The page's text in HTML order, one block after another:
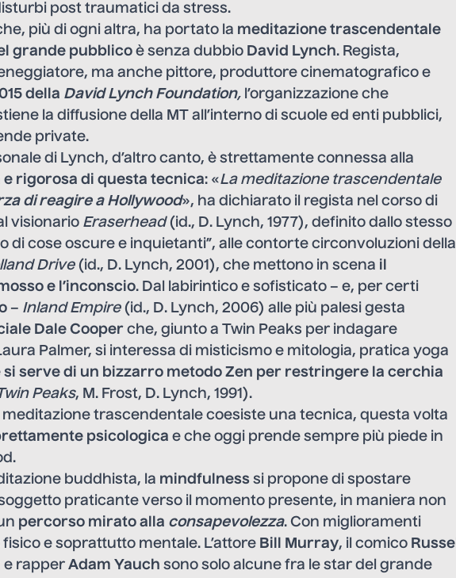
post traumatici da stress.
più di ogni altra, ha portato la meditazione trascendentale
grande pubblico è senza dubbio David Lynch. Regista,
ma anche pittore, produttore cinematografico e
della David Lynch Foundation, l’organizzazione che
la diffusione della MT all’interno di scuole ed enti pubblici,
private.
di Lynch, d’altro canto, è strettamente connessa alla
rigorosa di questa tecnica: «La meditazione trascendentale
di reagire a Hollywood», ha dichiarato il regista nel corso di
visionario Eraserhead (id., D. Lynch, 1977), definito dallo stesso
di cose oscure e inquietanti”, alle contorte circonvoluzioni della
Drive(id., D. Lynch, 2001), che mettono in scena il
e l’inconscio. Dal labirintico e sofisticato – e, per certi
– Inland Empire(id., D. Lynch, 2006) alle più palesi gesta
Dale Cooper che, giunto a Twin Peaks per indagare
Palmer, si interessa di misticismo e mitologia, pratica yoga
si serve di un bizzarro metodo Zen per restringere la cerchia
Peaks, M. Frost, D. Lynch, 1991).
meditazione trascendentale coesiste una tecnica, questa volta
psicologica e che oggi prende sempre più piede in
buddhista, la mindfulness si propone di spostare
soggetto praticante verso il momento presente, in maniera non
percorso mirato alla consapevolezza. Con miglioramenti
e soprattutto mentale. L’attore Bill Murray, il comico Russel
e rapper Adam Yauch sono solo alcune fra le star del grande